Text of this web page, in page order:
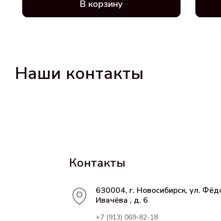
В корзину
Наши контакты
Контакты
630004, г. Новосибирск, ул.
Ивачёва , д. 6
+7 (913) 069-82-18